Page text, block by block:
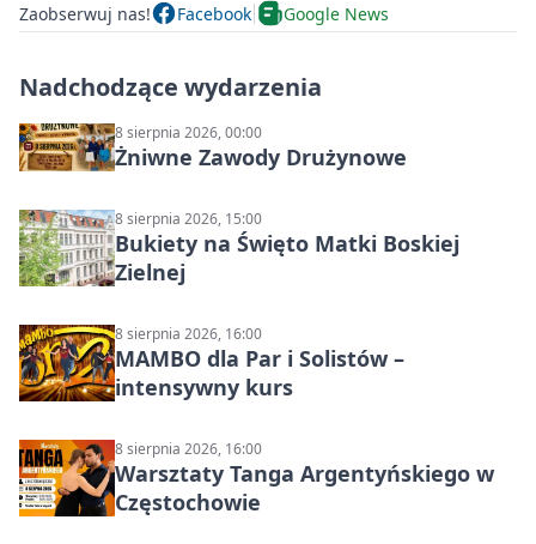
Zaobserwuj nas! Facebook Google News
Nadchodzące wydarzenia
8 sierpnia 2026, 00:00
Żniwne Zawody Drużynowe
8 sierpnia 2026, 15:00
Bukiety na Święto Matki Boskiej
Zielnej
8 sierpnia 2026, 16:00
MAMBO dla Par i Solistów –
intensywny kurs
8 sierpnia 2026, 16:00
Warsztaty Tanga Argentyńskiego w
Częstochowie